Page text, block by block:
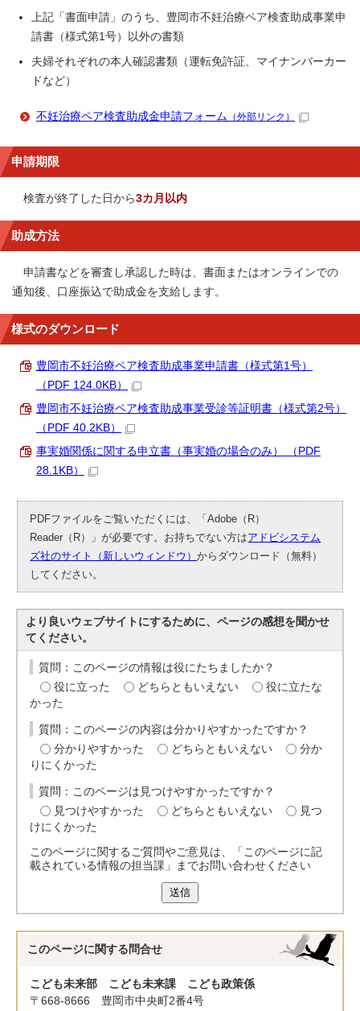
上記「書面申請」のうち、豊岡市不妊治療ペア検査助成事業申
請書（様式第1号）以外の書類
夫婦それぞれの本人確認書類（運転免許証、マイナンバーカー
ドなど）
不妊治療ペア検査助成金申請フォーム （外部リンク）
申請期限
検査が終了した日から3カ月以内
助成方法
申請書などを審査し承認した時は、書面またはオンラインでの
通知後、口座振込で助成金を支給します。
様式のダウンロード
豊岡市不妊治療ペア検査助成事業申請書（様式第1号）
（PDF 124.0KB）
豊岡市不妊治療ペア検査助成事業受診等証明書（様式第2号）
（PDF 40.2KB）
事実婚関係に関する申立書（事実婚の場合のみ） （PDF
28.1KB）
PDFファイルをご覧いただくには、「Adobe（R）
Reader（R）」が必要です。お持ちでない方はアドビシステム
ズ社のサイト（新しいウィンドウ）からダウンロード（無料）
してください。
より良いウェブサイトにするために、ページの感想を聞かせ
てください。
質問：このページの情報は役にたちましたか？
役に立った
どちらともいえない
役に立たな
かった
質問：このページの内容は分かりやすかったですか？
分かりやすかった
どちらともいえない
分か
りにくかった
質問：このページは見つけやすかったですか？
見つけやすかった
どちらともいえない
見つ
けにくかった
このページに関するご質問やご意見は、「このページに記
載されている情報の担当課」までお問い合わせください
送信
このページに関する 問合せ
こども未来部 こども未来課 こども政策係
〒668-8666 豊岡市中央町2番4号